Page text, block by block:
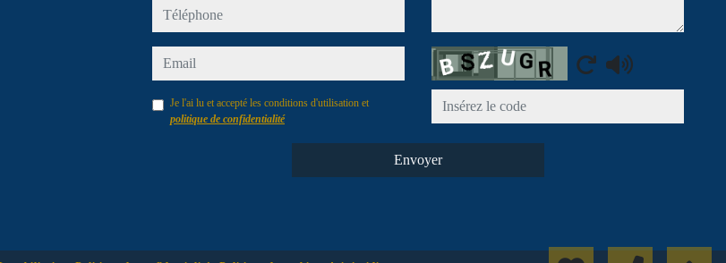
téléphone
email
Je l'ai lu et accepté les conditions d'utilisation et
politique de confidentialité
Captcha
Envoyer